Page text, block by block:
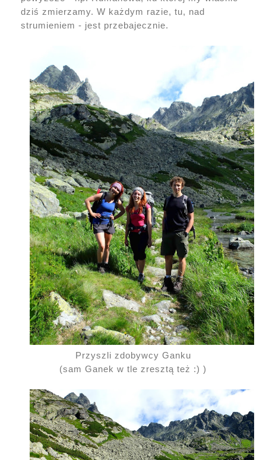
dziś zmierzamy. W każdym razie, tu, nad
strumieniem - jest przebajecznie.
Przyszli zdobywcy Ganku
(sam Ganek w tle zresztą też :) )